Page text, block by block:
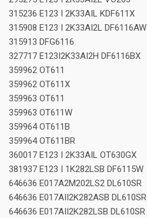
315236 E123 I 2K33AIL KDF611X
315908 E123 I 2K33AI2L DF6116AW
315913 DFG6116
327717 E123I2K33AI2H DF6116BX
359962 OT611
359962 OT611X
359963 OT611
359963 OT611W
359964 OT611B
359964 OT611BR
360017 E123 I 2K33AIL OT630GX
381937 E123 I 1K282LSB DF6115W
646636 E017A2M202LS2 DL610SR
646636 E017AII2K282ASB DL610SR
646636 E017AII2K282LSB DL610SR